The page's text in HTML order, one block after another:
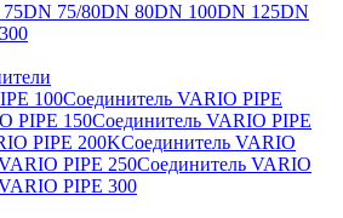
DN 75/80DN 80DN 100DN 125DN
100Соединитель VARIO PIPE
PIPE 150Соединитель VARIO PIPE
PIPE 200KСоединитель VARIO
PIPE 250Соединитель VARIO
PIPE 300